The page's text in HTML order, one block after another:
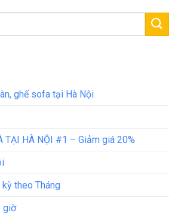
ghế sofa tại Hà Nội
TẠI HÀ NỘI #1 – Giảm giá 20%
theo Tháng
giờ